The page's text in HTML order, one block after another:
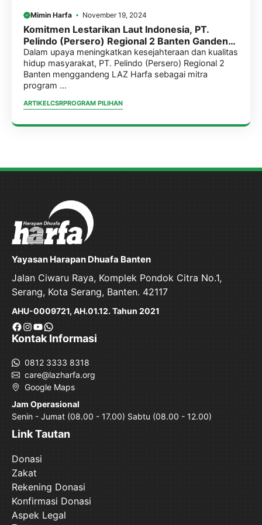
Mimin Harfa November 19, 2024
Komitmen Lestarikan Laut Indonesia, PT.
Pelindo (Persero) Regional 2 Banten Gandeng
LAZ Harfa Tanam 350 Rak Transplantasi
Terumbu Karang di Kawasan Pulau Badul.
Dalam upaya meningkatkan kesejahteraan dan kualitas
hidup masyarakat, PT. Pelindo (Persero) Regional 2
Banten menggandeng LAZ Harfa sebagai mitra
program ...
ARTIKELCSRPROGRAM PILIHAN
Yayasan Harapan Dhuafa Banten
Jalan Ciwaru Raya, Komplek Pondok Citra No.1,
Serang, Kota Serang, Banten. 42117
AHU-0009721, AH.01.12. Tahun 2021
Facebook
Instagram
YouTube
WhatsApp
Kontak Informasi
0812 3333 8318
care@lazharfa.org
Google Maps
Jam Operasional
Senin - Jumat (08.00 - 17.00) Sabtu (08.00 - 12.00)
Link Tautan
Donasi
Zakat
Rekening Donasi
Konfirmasi Donasi
Aspek Legal